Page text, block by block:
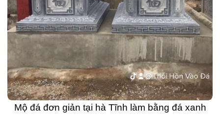
Mộ đá đơn giản tại hà Tĩnh làm bằng đá xanh